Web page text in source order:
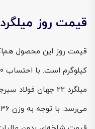
قیمت روز میلگرد 22 جهان فولاد سیرجان